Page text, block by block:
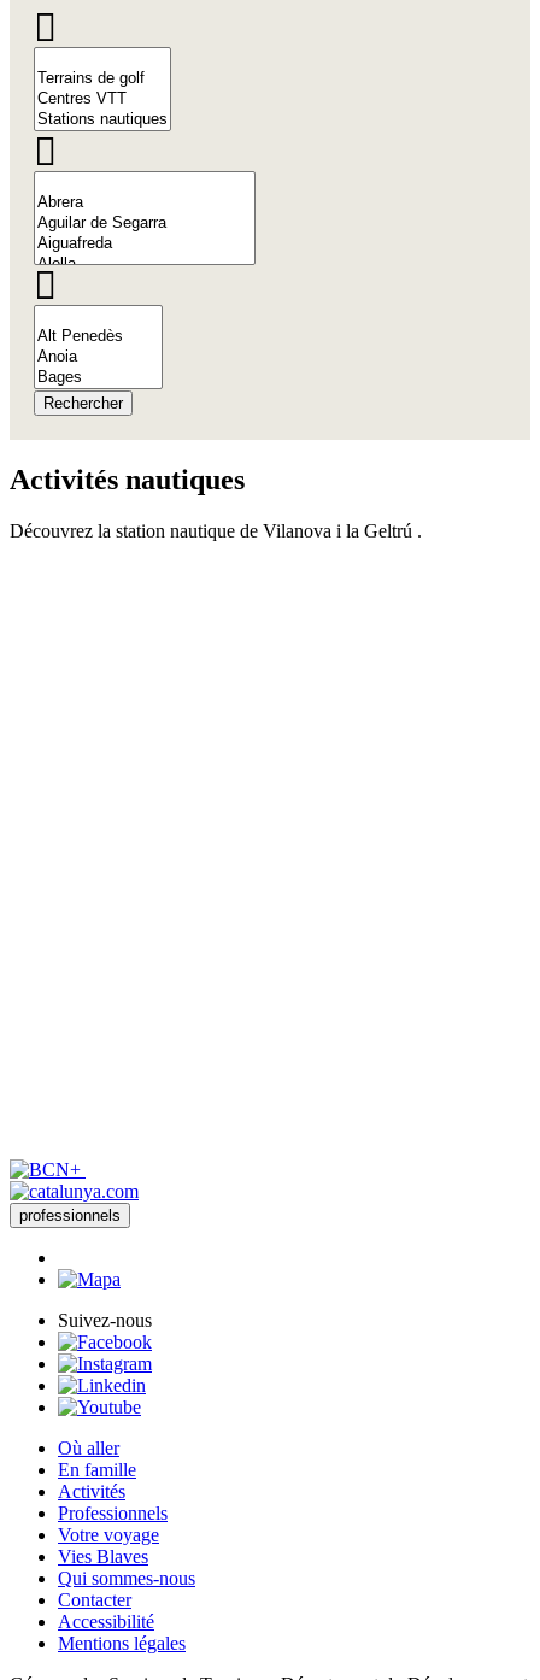
Rechercher
Activités nautiques
Découvrez la station nautique de Vilanova i la Geltrú .
professionnels
Suivez-nous
Où aller
En famille
Activités
Professionnels
Votre voyage
Vies Blaves
Qui sommes-nous
Contacter
Accessibilité
Mentions légales